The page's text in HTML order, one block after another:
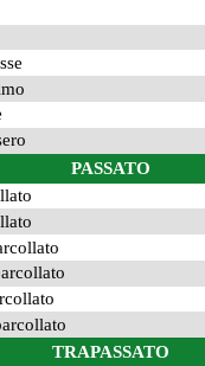
PASSATO
TRAPASSATO